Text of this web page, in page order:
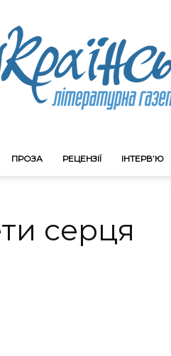
ПРОЗА РЕЦЕНЗІЇ ІНТЕРВ’Ю
серця